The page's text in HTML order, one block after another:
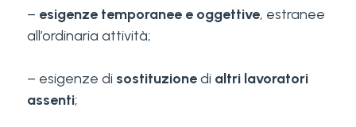
– esigenze temporanee e oggettive, estranee
all’ordinaria attività;
– esigenze di sostituzionedi altri lavoratori
assenti;